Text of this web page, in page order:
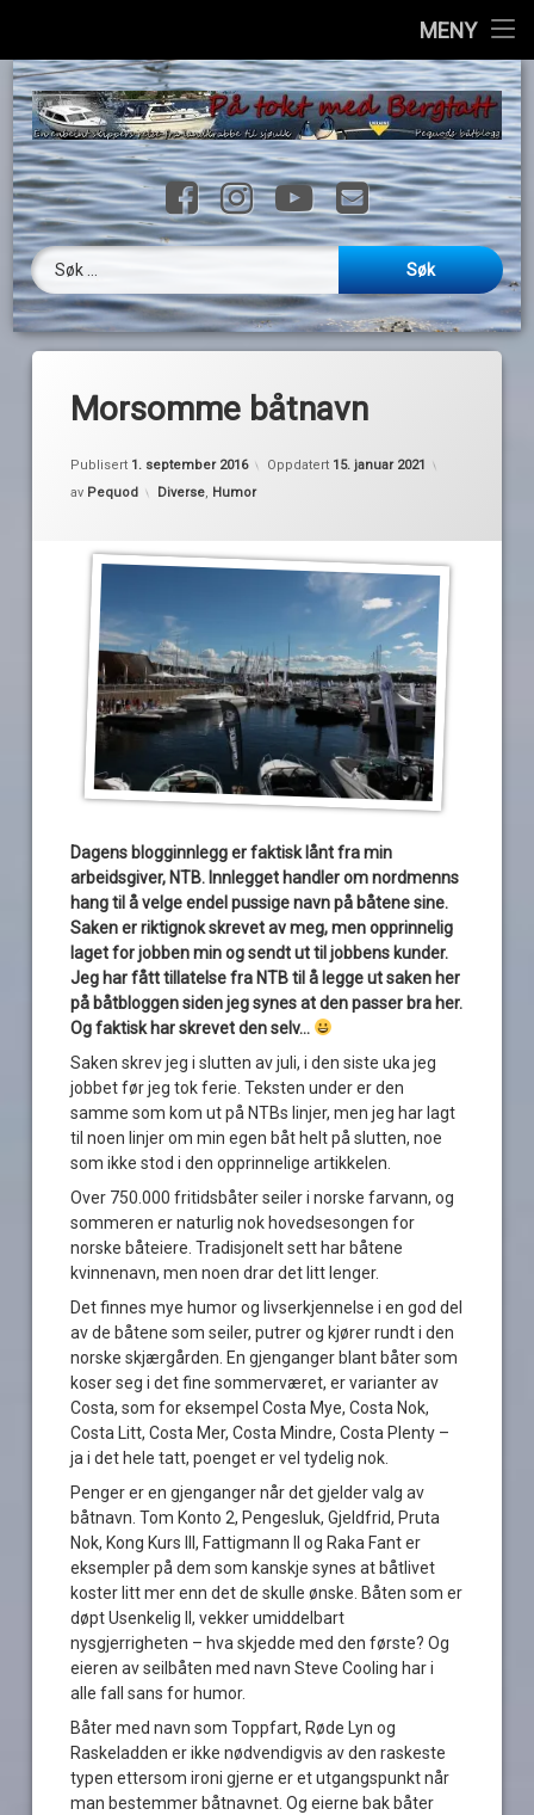
MENY
Info
Havner
Ressurser
Loggbok
Videoer
Kontakt
English
til
FacebookInstagramYouTube
E-post
Søk etter:
Morsomme båtnavn
Publisert 1. september 2016 Oppdatert 15. januar 2021
av Pequod Kategorier:
Diverse, Humor
Dagens blogginnlegg er faktisk lånt fra min
arbeidsgiver, NTB. Innlegget handler om nordmenns
hang til å velge endel pussige navn på båtene sine.
Saken er riktignok skrevet av meg, men opprinnelig
laget for jobben min og sendt ut til jobbens kunder.
Jeg har fått tillatelse fra NTB til å legge ut saken her
på båtbloggen siden jeg synes at den passer bra her.
Og faktisk har skrevet den selv…
Saken skrev jeg i slutten av juli, i den siste uka jeg
jobbet før jeg tok ferie. Teksten under er den
samme som kom ut på NTBs linjer, men jeg har lagt
til noen linjer om min egen båt helt på slutten, noe
som ikke stod i den opprinnelige artikkelen.
Over 750.000 fritidsbåter seiler i norske farvann, og
sommeren er naturlig nok hovedsesongen for
norske båteiere. Tradisjonelt sett har båtene
kvinnenavn, men noen drar det litt lenger.
Det finnes mye humor og livserkjennelse i en god del
av de båtene som seiler, putrer og kjører rundt i den
norske skjærgården. En gjenganger blant båter som
koser seg i det fine sommerværet, er varianter av
Costa, som for eksempel Costa Mye, Costa Nok,
Costa Litt, Costa Mer, Costa Mindre, Costa Plenty –
ja i det hele tatt, poenget er vel tydelig nok.
Penger er en gjenganger når det gjelder valg av
båtnavn. Tom Konto 2, Pengesluk, Gjeldfrid, Pruta
Nok, Kong Kurs III, Fattigmann II og Raka Fant er
eksempler på dem som kanskje synes at båtlivet
koster litt mer enn det de skulle ønske. Båten som er
døpt Usenkelig II, vekker umiddelbart
nysgjerrigheten – hva skjedde med den første? Og
eieren av seilbåten med navn Steve Cooling har i
alle fall sans for humor.
Båter med navn som Toppfart, Røde Lyn og
Raskeladden er ikke nødvendigvis av den raskeste
typen ettersom ironi gjerne er et utgangspunkt når
man bestemmer båtnavnet. Og eierne bak båter